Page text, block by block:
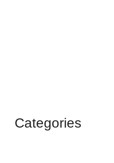
Categories